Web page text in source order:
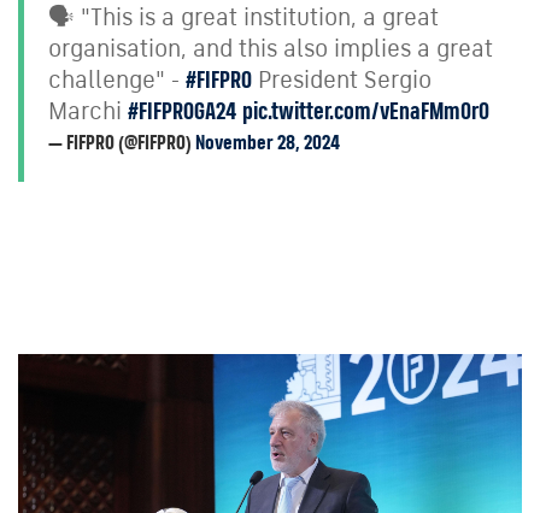
🗣️ "This is a great institution, a great
organisation, and this also implies a great
challenge" - #FIFPRO President Sergio
Marchi #FIFPROGA24 pic.twitter.com/vEnaFMm0r0
— FIFPRO (@FIFPRO)November 28, 2024